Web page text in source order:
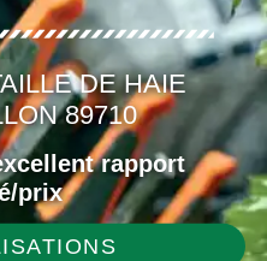
DE HAIE
89710
rapport
prix